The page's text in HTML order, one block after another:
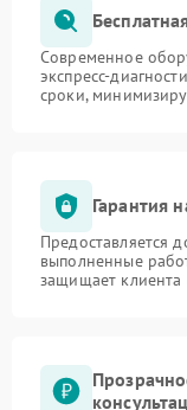
Современное
экспресс-
сроки,
Гарантия
Предоставляется
выполненные
защищает клиента